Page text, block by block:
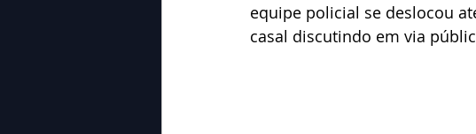
equipe policial se deslocou
casal discutindo em via